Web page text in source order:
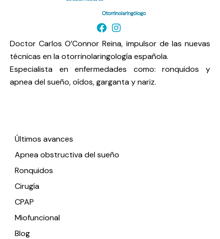
Doctor Carlos O’Connor Reina, impulsor de las nuevas
técnicas en la otorrinolaringología española.
Especialista en enfermedades como: ronquidos y
apnea del sueño, oídos, garganta y nariz.
Últimos avances
Apnea obstructiva del sueño
Ronquidos
Cirugía
CPAP
Miofuncional
Blog